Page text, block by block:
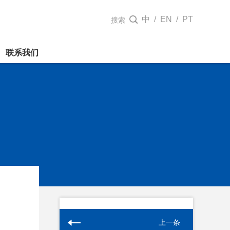
搜索  中 / EN / PT
联系我们
上一条